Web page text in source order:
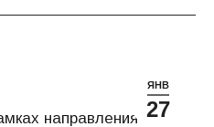
ЯНВ
27
направления